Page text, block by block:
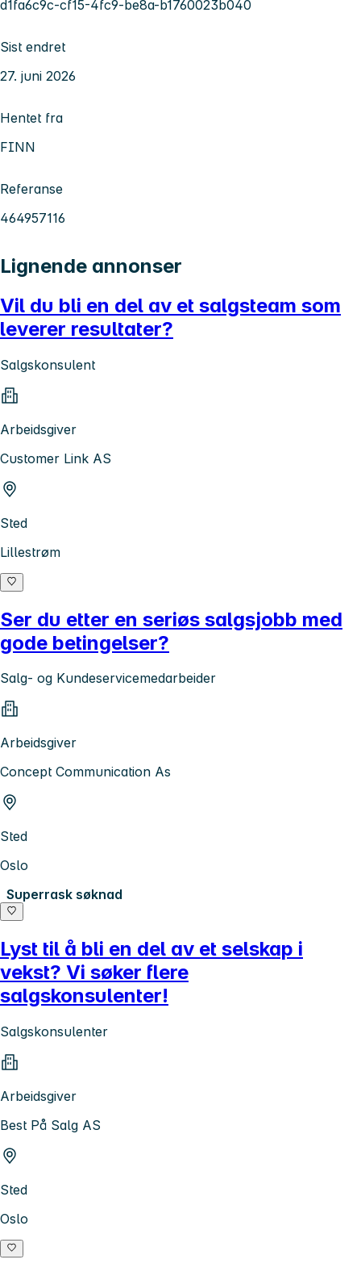
d1fa6c9c-cf15-4fc9-be8a-b1760023b040
Sist endret
27. juni 2026
Hentet fra
FINN
Referanse
464957116
Lignende annonser
Vil du bli en del av et salgsteam som
leverer resultater?
Salgskonsulent
Arbeidsgiver
Customer Link AS
Sted
Lillestrøm
Ser du etter en seriøs salgsjobb med
gode betingelser?
Salg- og Kundeservicemedarbeider
Arbeidsgiver
Concept Communication As
Sted
Oslo
Superrask søknad
Lyst til å bli en del av et selskap i
vekst? Vi søker flere
salgskonsulenter!
Salgskonsulenter
Arbeidsgiver
Best På Salg AS
Sted
Oslo